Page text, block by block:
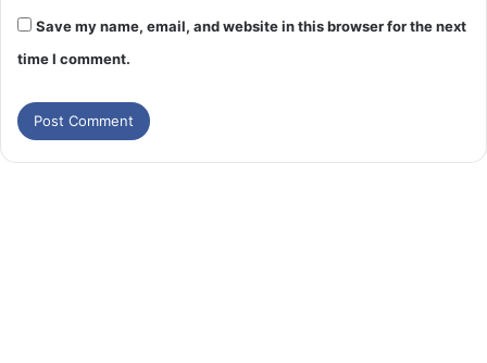
Save my name, email, and website in this browser for the next
time I comment.